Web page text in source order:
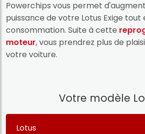
Powerchips vous permet
puissance de votre Lotus Exige tout
consommation. Suite à cette
moteur, vous prendrez plus de
votre voiture.
Votre modèle
Lotus